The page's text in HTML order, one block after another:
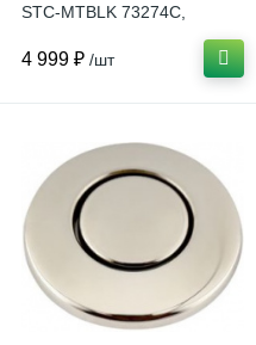
STC-MTBLK 73274C,
4 999 ₽ /шт